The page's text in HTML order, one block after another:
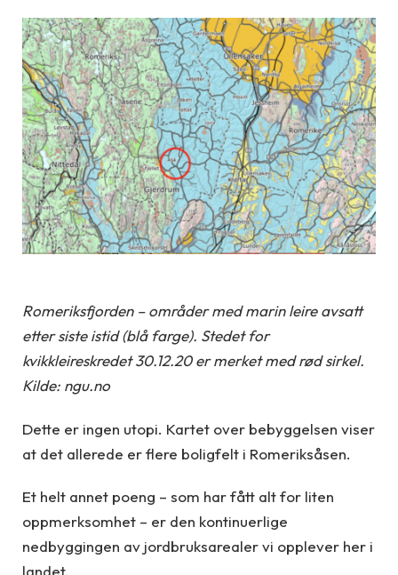
Romeriksfjorden – områder med marin leire avsatt
etter siste istid (blå farge). Stedet for
kvikkleireskredet 30.12.20 er merket med rød sirkel.
Kilde: ngu.no
Dette er ingen utopi. Kartet over bebyggelsen viser
at det allerede er flere boligfelt i Romeriksåsen.
Et helt annet poeng – som har fått alt for liten
oppmerksomhet – er den kontinuerlige
nedbyggingen av jordbruksarealer vi opplever her i
landet.